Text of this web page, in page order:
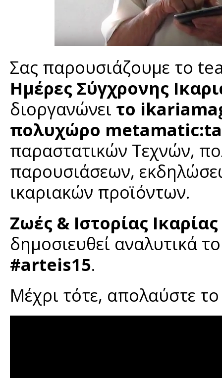
Σας παρουσιάζουμε το
Ημέρες Σύγχρονης
διοργανώνει το
πολυχώρο
παραστατικών Τεχνών,
παρουσιάσεων,
ικαριακών προϊόντων.
Ζωές & Ιστορίας Ικαρίας
δημοσιευθεί αναλυτικά
#arteis15.
Μέχρι τότε, απολαύστε